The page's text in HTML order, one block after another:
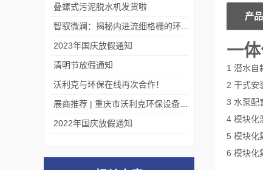
产
一
1 潜水自
2 干式安
3 水泵配
4 模块化
5 模块化
6 模块化
叠螺式污泥脱水机发货啦
2023年国庆放假通知
清明节放假通知
沃利克与环保在线再次合作！
2022年国庆放假通知